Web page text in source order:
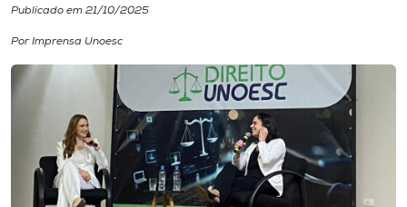
Internacionalização
Diplomados
Publicado em 21/10/2025
Por Imprensa Unoesc